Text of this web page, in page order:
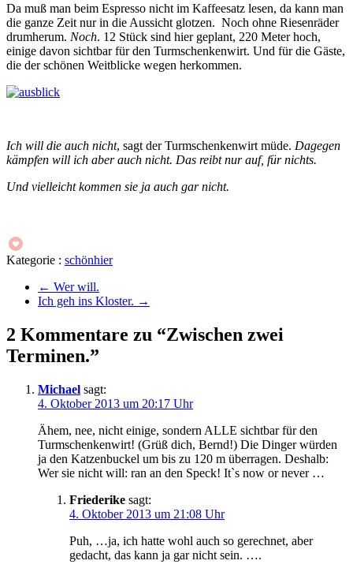
Da muß man beim Espresso nicht im Kaffeesatz lesen, da kann man
die ganze Zeit nur in die Aussicht glotzen. Noch ohne Riesenräder
drumherum. Noch. 12 Stück sind hier geplant, 220 Meter hoch,
einige davon sichtbar für den Turmschenkenwirt. Und für die Gäste,
die der schönen Weitblicke wegen herkommen.
Ich will die auch nicht, sagt der Turmschenkenwirt müde. Dagegen
kämpfen will ich aber auch nicht. Das reibt nur auf, für nichts.
Und vielleicht kommen sie ja auch gar nicht.
Kategorie : schönhier
← Wer will.
Ich geh ins Kloster. →
2 Kommentare zu “Zwischen zwei
Terminen.”
Michael sagt:
4. Oktober 2013 um 20:17 Uhr
Ähem, nee, nicht einige, sondern ALLE sichtbar für den
Turmschenkenwirt! (Grüß dich, Bernd!) Die Dinger würden
ja den Katzenbuckel um bis zu 120 m überragen. Deshalb:
Wer sie nicht will: ran an den Speck! It`s now or never …
Friederike sagt:
4. Oktober 2013 um 21:08 Uhr
Puh, …ja, ich hatte wohl auch so gerechnet, aber
gedacht, das kann ja gar nicht sein. ….